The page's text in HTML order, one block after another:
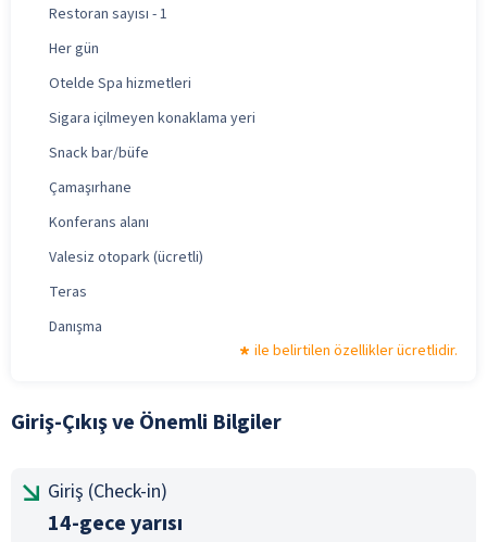
Restoran sayısı - 1
Her gün
Otelde Spa hizmetleri
Sigara içilmeyen konaklama yeri
Snack bar/büfe
Çamaşırhane
Konferans alanı
Valesiz otopark (ücretli)
Teras
Danışma
ile belirtilen özellikler ücretlidir.
Giriş-Çıkış ve Önemli Bilgiler
Giriş (Check-in)
14-gece yarısı